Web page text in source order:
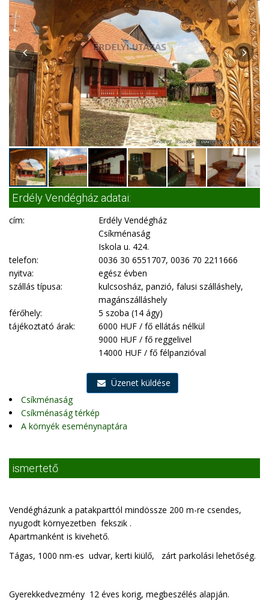
Erdély Vendégház adatai:
cím:
Erdély Vendégház
Csíkménaság
Iskola u. 424.
telefon:
0036 30 6551707, 0036 70 2211666
nyitva:
egész évben
szállás típusa:
kulcsosház, panzió, falusi szálláshely,
magánszálláshely
férőhely:
5 szoba (14 ágy)
tájékoztató árak:
6000 HUF / fő ellátás nélkül
9000 HUF / fő reggelivel
14000 HUF / fő félpanzióval
Üzenet küldése
Csíkménaság
Csíkménaság térkép
A környék eseménynaptára
ismertető
Vendégházunk a patakparttól mindössze 200 m-re csendes,
nyugodt környezetben fekszik .
Apartmanként is kivehető.
Tágas, 1000 nm-es udvar, kerti kiülő, zárt parkolási lehetőség.
Gyerekkedvezmény 12 éves korig, megbeszélés alapján.